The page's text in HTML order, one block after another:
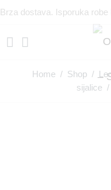
Brza dostava. Isporuka
Home / Shop /
sijalice/